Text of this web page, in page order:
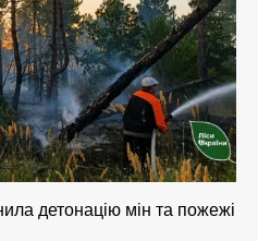
детонацію мін та пожежі